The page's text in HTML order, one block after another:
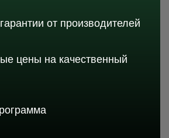
от производителей
цены на качественный